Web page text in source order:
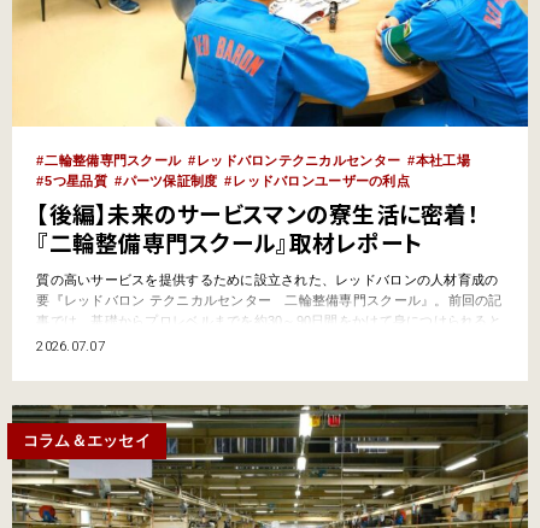
二輪整備専門スクール レッドバロンテクニカルセンター
本社工場
5つ星品質
パーツ保証制度 レッドバロンユーザーの利点
【後編】未来のサービスマンの寮生活に密着！
『二輪整備専門スクール』取材レポート
質の高いサービスを提供するために設立された、レッドバロンの人材育成の
要『レッドバロン テクニカルセンター 二輪整備専門スクール』。前回の記
事では、基礎からプロレベルまでを約30～90日間をかけて身につけられると
いう、授業内容をレポートしました。（前編をまだ読んでいない方はこちら
スしてみようと思います。彼らは毎日どんな生活を送り、ど…
2026.07.07
コラム＆エッセイ